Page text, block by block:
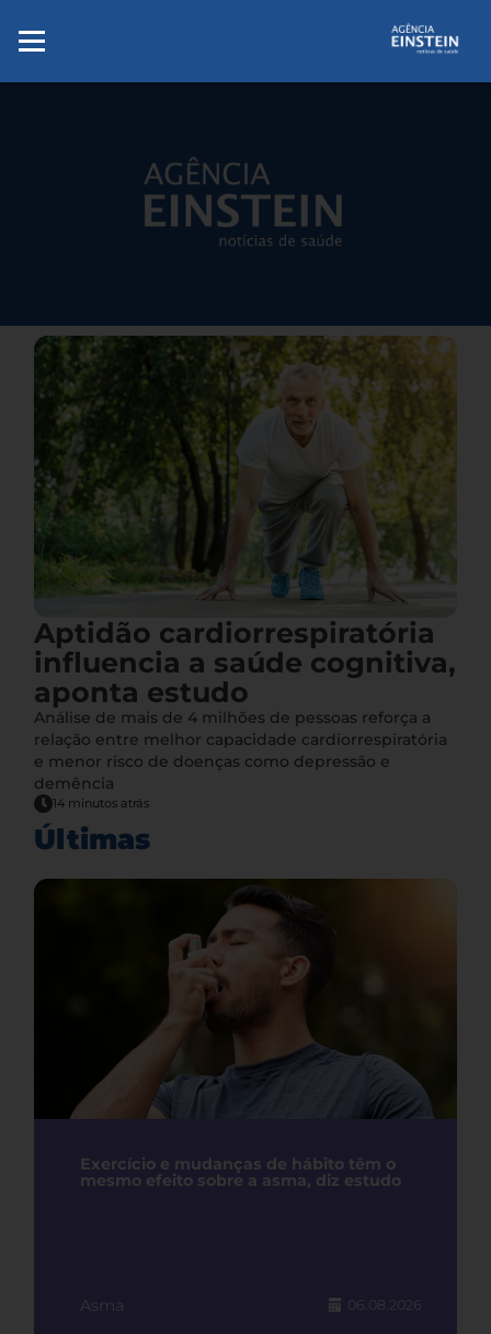
Aptidão cardiorrespiratória
influencia a saúde cognitiva,
aponta estudo
Análise de mais de 4 milhões de pessoas reforça a
relação entre melhor capacidade cardiorrespiratória
e menor risco de doenças como depressão e
demência
14 minutos atrás
Últimas
Exercício e mudanças de hábito têm o
mesmo efeito sobre a asma, diz estudo
Asma 06.08.2026